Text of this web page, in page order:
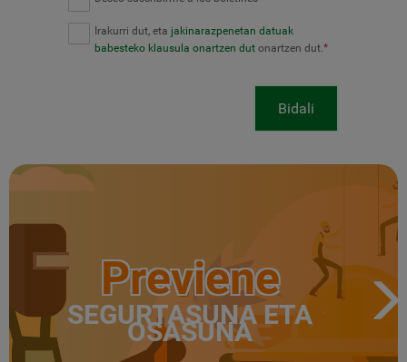
Irakurri dut, eta jakinarazpenetan datuak
babesteko klausula onartzen dut onartzen dut.*
Bidali
Previene
SEGURTASUNA ETA
OSASUNA